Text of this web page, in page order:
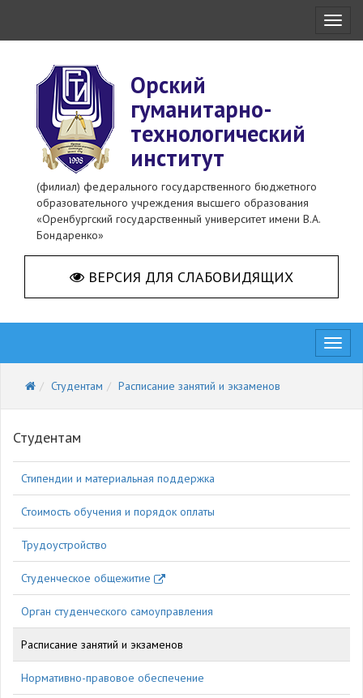
Орский
гуманитарно-
технологический
институт
(филиал) федерального государственного бюджетного
образовательного учреждения высшего образования
«Оренбургский государственный университет имени В.А.
Бондаренко»
ВЕРСИЯ ДЛЯ СЛАБОВИДЯЩИХ
Студентам
Расписание занятий и экзаменов
Студентам
Стипендии и материальная поддержка
Стоимость обучения и порядок оплаты
Трудоустройство
Студенческое общежитие
Орган студенческого самоуправления
Расписание занятий и экзаменов
Нормативно-правовое обеспечение